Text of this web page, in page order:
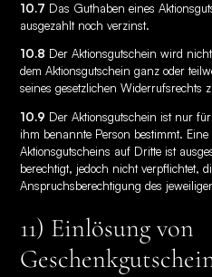
10.7 Das Guthaben eines
ausgezahlt noch verzinst.
10.8 Der Aktionsgutschein wird
dem Aktionsgutschein ganz oder
seines gesetzlichen Widerrufsrechts
10.9 Der Aktionsgutschein ist nur
ihm benannte Person bestimmt.
Aktionsgutscheins auf Dritte ist
berechtigt, jedoch nicht verpflichtet,
Anspruchsberechtigung des
11) Einlösung von